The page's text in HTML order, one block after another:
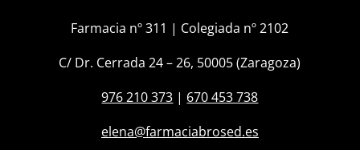
Farmacia nº 311 | Colegiada nº 2102
C/ Dr. Cerrada 24 – 26, 50005 (Zaragoza)
976 210 373 | 670 453 738
elena@farmaciabrosed.es